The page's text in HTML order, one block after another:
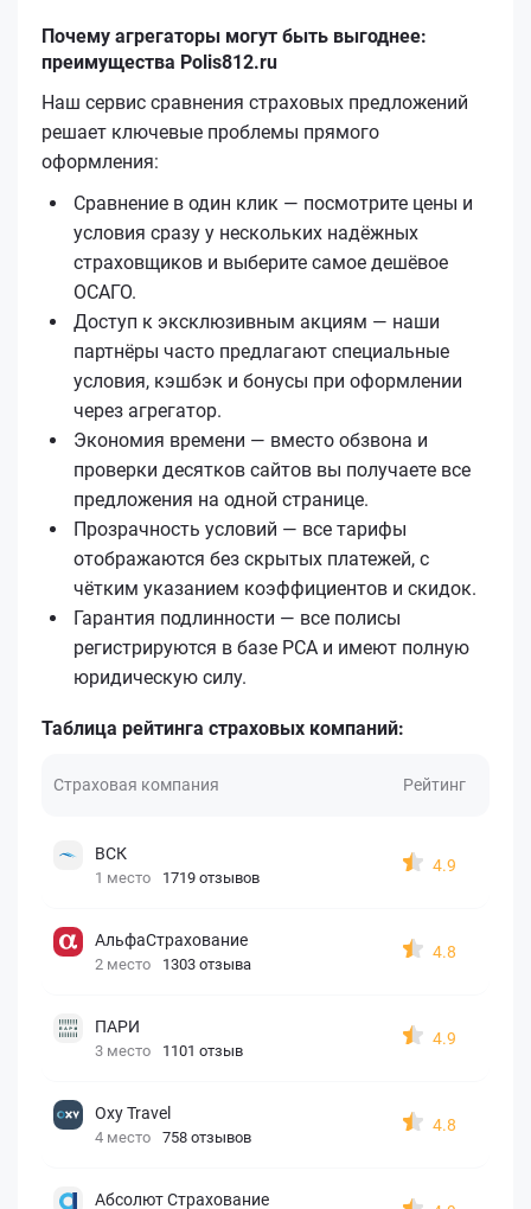
Почему агрегаторы могут быть выгоднее:
преимущества Polis812.ru
Наш сервис сравнения страховых предложений
решает ключевые проблемы прямого
оформления:
Сравнение в один клик — посмотрите цены и
условия сразу у нескольких надёжных
страховщиков и выберите самое дешёвое
ОСАГО.
Доступ к эксклюзивным акциям — наши
партнёры часто предлагают специальные
условия, кэшбэк и бонусы при оформлении
через агрегатор.
Экономия времени — вместо обзвона и
проверки десятков сайтов вы получаете все
предложения на одной странице.
Прозрачность условий — все тарифы
отображаются без скрытых платежей, с
чётким указанием коэффициентов и скидок.
Гарантия подлинности — все полисы
регистрируются в базе РСА и имеют полную
юридическую силу.
Таблица рейтинга страховых компаний:
Страховая компания Рейтинг
ВСК
1 место 1719 отзывов
4.9
АльфаСтрахование
2 место 1303 отзыва
4.8
ПАРИ
3 место 1101 отзыв
4.9
Oxy Travel
4 место 758 отзывов
4.8
Абсолют Страхование